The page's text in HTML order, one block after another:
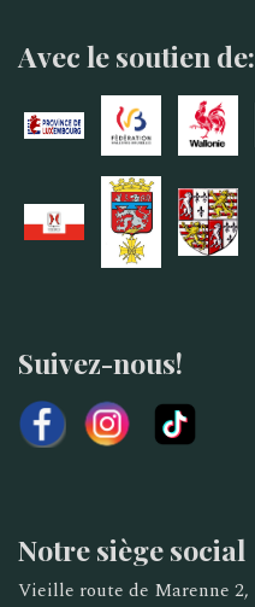
Avec le soutien de:
Suivez-nous!
Notre siège social
Vieille route de Marenne 2,